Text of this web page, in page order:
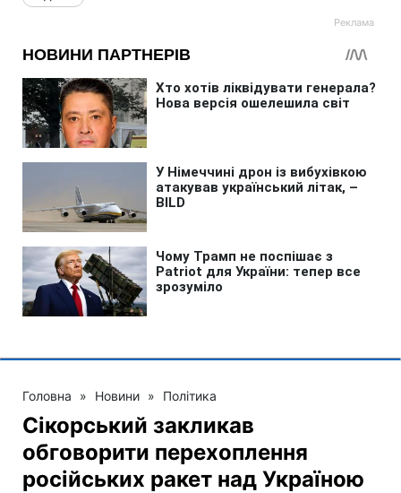
Головна » Новини » Політика
Сікорський закликав
обговорити перехоплення
російських ракет над Україною